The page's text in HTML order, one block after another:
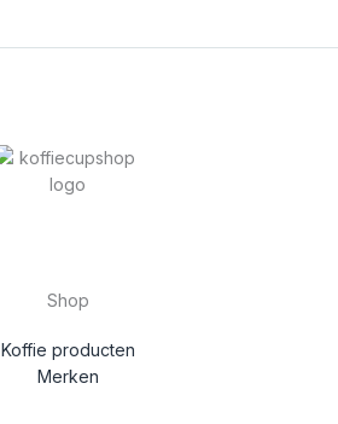
Shop
Koffie producten
Merken